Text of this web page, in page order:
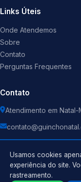
Links Úteis
Onde Atendemos
Sobre
Contato
Perguntas Frequentes
Contato
Atendimento em
Usamos cookies
experiência do site.
rastreamento.